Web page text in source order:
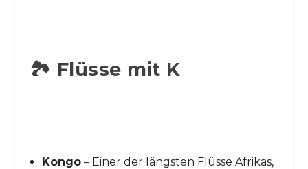
🏞️ Flüsse mit K
Kongo– Einer der längsten Flüsse Afrikas,